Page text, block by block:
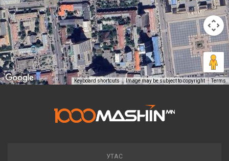
Keyboard shortcuts Image may be subject to copyright Terms
УТАС